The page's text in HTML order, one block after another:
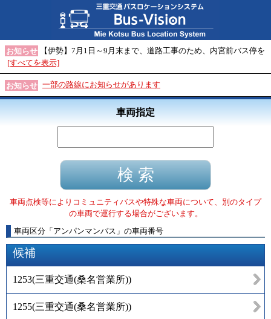
お知らせ
【伊勢】7月1日～9月末まで、道路工事のため、内宮前バス停を
[すべてを表示]
お知らせ 一部の路線にお知らせがあります
車両指定
車両点検等によりコミュニティバスや特殊な車両について、別のタイプ
の車両で運行する場合がございます。
車両区分 「 アンパンマンバス 」 の車両番号
候補
1253(三重交通(桑名営業所))
1255(三重交通(桑名営業所))